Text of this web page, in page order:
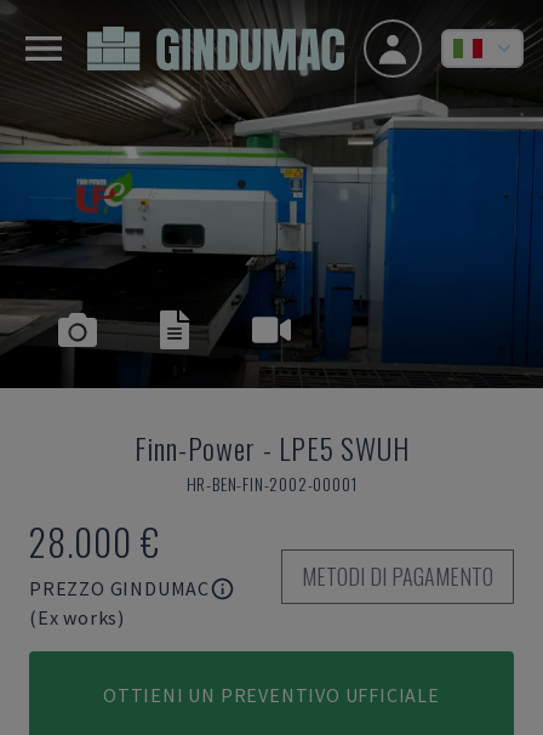
Finn-Power - LPE5 SWUH
HR-BEN-FIN-2002-00001
28.000 €
PREZZO GINDUMAC
(Ex works)
METODI DI PAGAMENTO
OTTIENI UN PREVENTIVO UFFICIALE